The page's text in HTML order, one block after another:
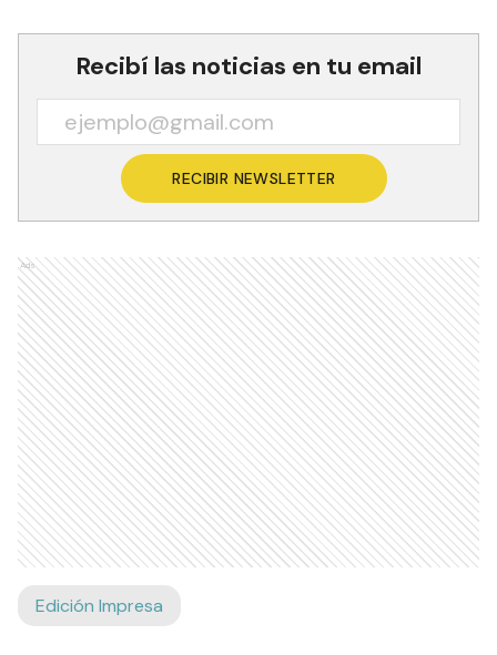
Recibí las noticias en tu email
RECIBIR NEWSLETTER
Ads
Edición Impresa